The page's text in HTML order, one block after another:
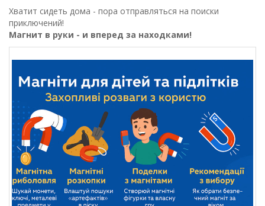
Хватит сидеть дома - пора отправляться на поиски
приключений!
Магнит в руки - и вперед за находками!